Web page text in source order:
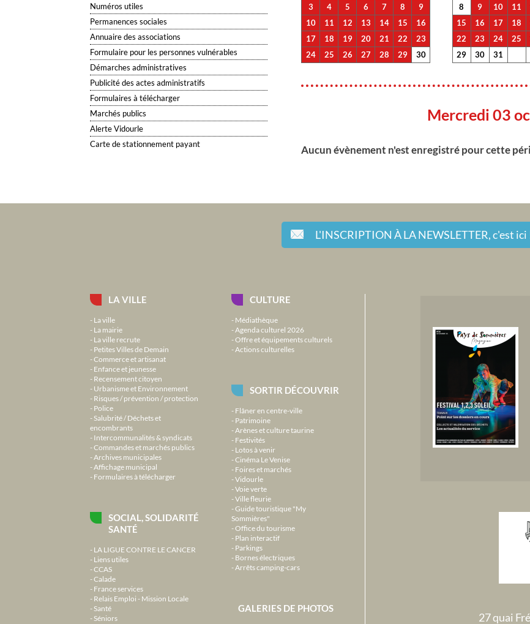
Numéros utiles
Permanences sociales
Annuaire des associations
Formulaire pour les personnes vulnérables
Démarches administratives
Publicité des actes administratifs
Formulaires à télécharger
Marchés publics
Alerte Vidourle
Carte de stationnement payant
3
4 5 6 7 8
9
10
11 12 13 14 15
16
17
18 19 20 21 22
23
24
25 26 27 28 29 30
8
9 10 11
15
16 17 18
22
23 24 25
29
30 31
Mercredi 03
Aucun évènement n'est enregistré pour cette
L'INSCRIPTION À LA NEWSLETTER,c'est ici
LA VILLE
La ville
La mairie
La ville recrute
Petites Villes de Demain
Commerce et artisanat
Enfance et jeunesse
Recensement citoyen
Urbanisme et Environnement
Risques / prévention / protection
Police
Salubrité / Déchets et
encombrants
Intercommunalités & syndicats
Commandes et marchés publics
Archives municipales
Affichage municipal
Formulaires à télécharger
SOCIAL, SOLIDARITÉ
SANTÉ
LA LIGUE CONTRE LE CANCER
Liens utiles
CCAS
Calade
France services
Relais Emploi - Mission Locale
Santé
Séniors
CULTURE
Médiathèque
Agenda culturel 2026
Offre et équipements culturels
Actions culturelles
SORTIR DÉCOUVRIR
Flâner en centre-ville
Patrimoine
Arènes et culture taurine
Festivités
Lotos à venir
Cinéma Le Venise
Foires et marchés
Vidourle
Voie verte
Ville fleurie
Guide touristique "My
Sommières"
Office du tourisme
Plan interactif
Parkings
Bornes électriques
Arrêts camping-cars
GALERIES DE PHOTOS
27 quai